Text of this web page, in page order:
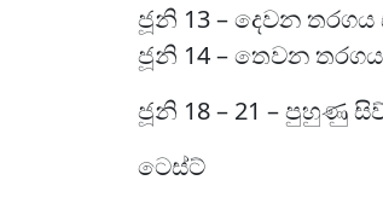
ජූනි 13 – දෙවන තරගය
ජූනි 14 – තෙවන
ජූනි 18 – 21 – පුහුණු
ටෙස්ට්